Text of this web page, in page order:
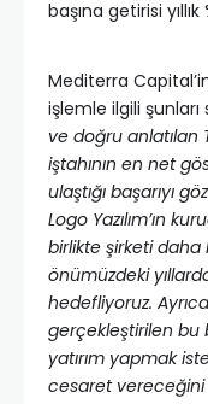
başına getirisi
Mediterra
işlemle ilgili şunları
ve doğru anlatılan
iştahının en net
ulaştığı başarıyı
Logo Yazılım’ın
birlikte şirketi daha
önümüzdeki
hedefliyoruz.
gerçekleştirilen bu
yatırım yapmak
cesaret vereceğini